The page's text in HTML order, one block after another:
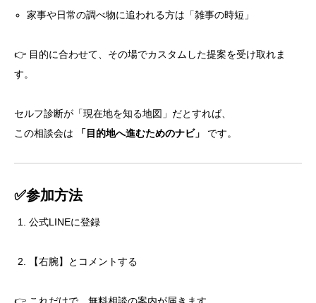
家事や日常の調べ物に追われる方は「雑事の時短」
👉 目的に合わせて、その場でカスタムした提案を受け取れま
す。
セルフ診断が「現在地を知る地図」だとすれば、
この相談会は
「目的地へ進むためのナビ」 です。
✅参加方法
公式LINEに登録
【右腕】とコメントする